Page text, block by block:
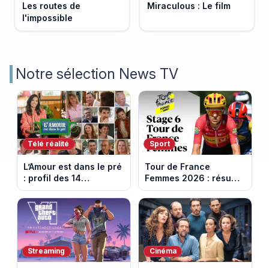
Les routes de
l'impossible
Miraculous : Le film
Notre sélection News TV
Télé réalité
L’Amour est dans le pré
: profil des 14
agriculteurs, speed
dating inédit et de
nouvelles histoires
d’amour
Sport
Tour de France
Femmes 2026 : résumé
vidéo de la 6e étape
entre Montbrison et
Tournon-sur-Rhône
Streaming Cinéma